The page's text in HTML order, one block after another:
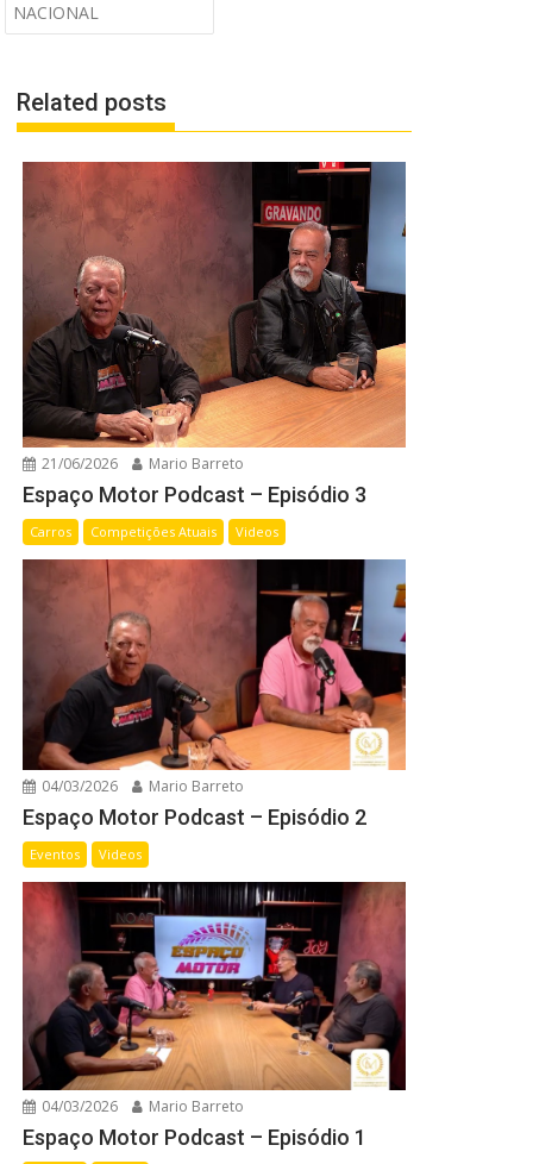
NACIONAL
Related posts
21/06/2026 Mario Barreto
Espaço Motor Podcast – Episódio 3
Carros Competições Atuais Videos
04/03/2026 Mario Barreto
Espaço Motor Podcast – Episódio 2
Eventos Videos
04/03/2026 Mario Barreto
Espaço Motor Podcast – Episódio 1